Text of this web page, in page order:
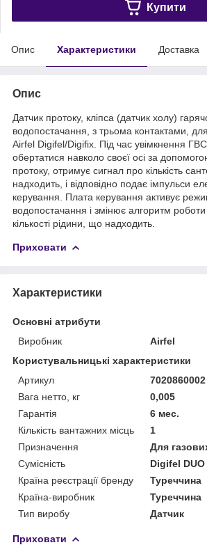
Купити
Опис Характеристики Доставка
Опис
Датчик протоку, кліпса (датчик холу)
водопостачання, з трьома контактами,
Airfel Digifel/Digifix. Під час увімкнення
обертатися навколо своєї осі за
протоку, отримує сигнал про кількість
надходить, і відповідно подає імпульси
керування. Плата керування активує
водопостачання і змінює алгоритм
кількості рідини, що надходить.
Приховати
Характеристики
Основні атрибути
Виробник
Airfel
Користувальницькі характеристики
Артикул
7020860002
Вага нетто, кг
0,005
Гарантія
6 мес.
Кількість вантажних місць
1
Призначення
Для
Сумісність
Digifel DUO
Країна реєстрації бренду
Туреччина
Країна-виробник
Туреччина
Тип виробу
Датчик
Приховати